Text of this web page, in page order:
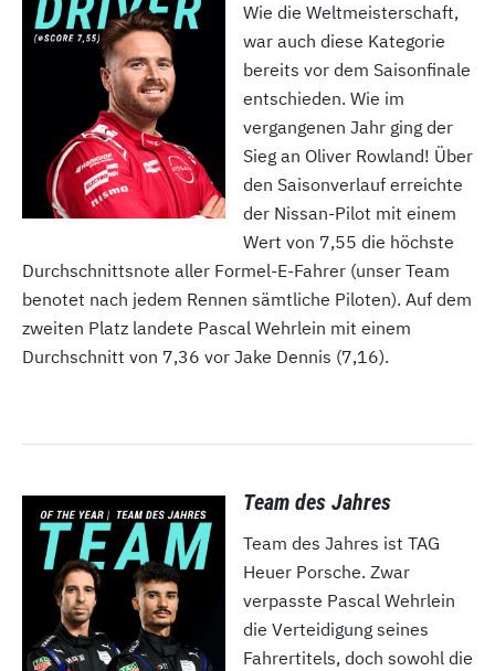
Wie die Weltmeisterschaft,
war auch diese Kategorie
bereits vor dem Saisonfinale
entschieden. Wie im
vergangenen Jahr ging der
Sieg an Oliver Rowland! Über
den Saisonverlauf erreichte
der Nissan-Pilot mit einem
Wert von 7,55 die höchste
Durchschnittsnote aller Formel-E-Fahrer (unser Team
benotet nach jedem Rennen sämtliche Piloten). Auf dem
zweiten Platz landete Pascal Wehrlein mit einem
Durchschnitt von 7,36 vor Jake Dennis (7,16).
Team des Jahres
Team des Jahres ist TAG
Heuer Porsche. Zwar
verpasste Pascal Wehrlein
die Verteidigung seines
Fahrertitels, doch sowohl die